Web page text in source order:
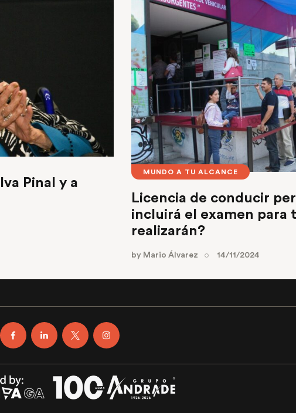
Pinal y a
MUNDO A TU ALCANCE
Licencia de conducir
incluirá el examen para
realizarán?
by Mario Álvarez 14/11/2024